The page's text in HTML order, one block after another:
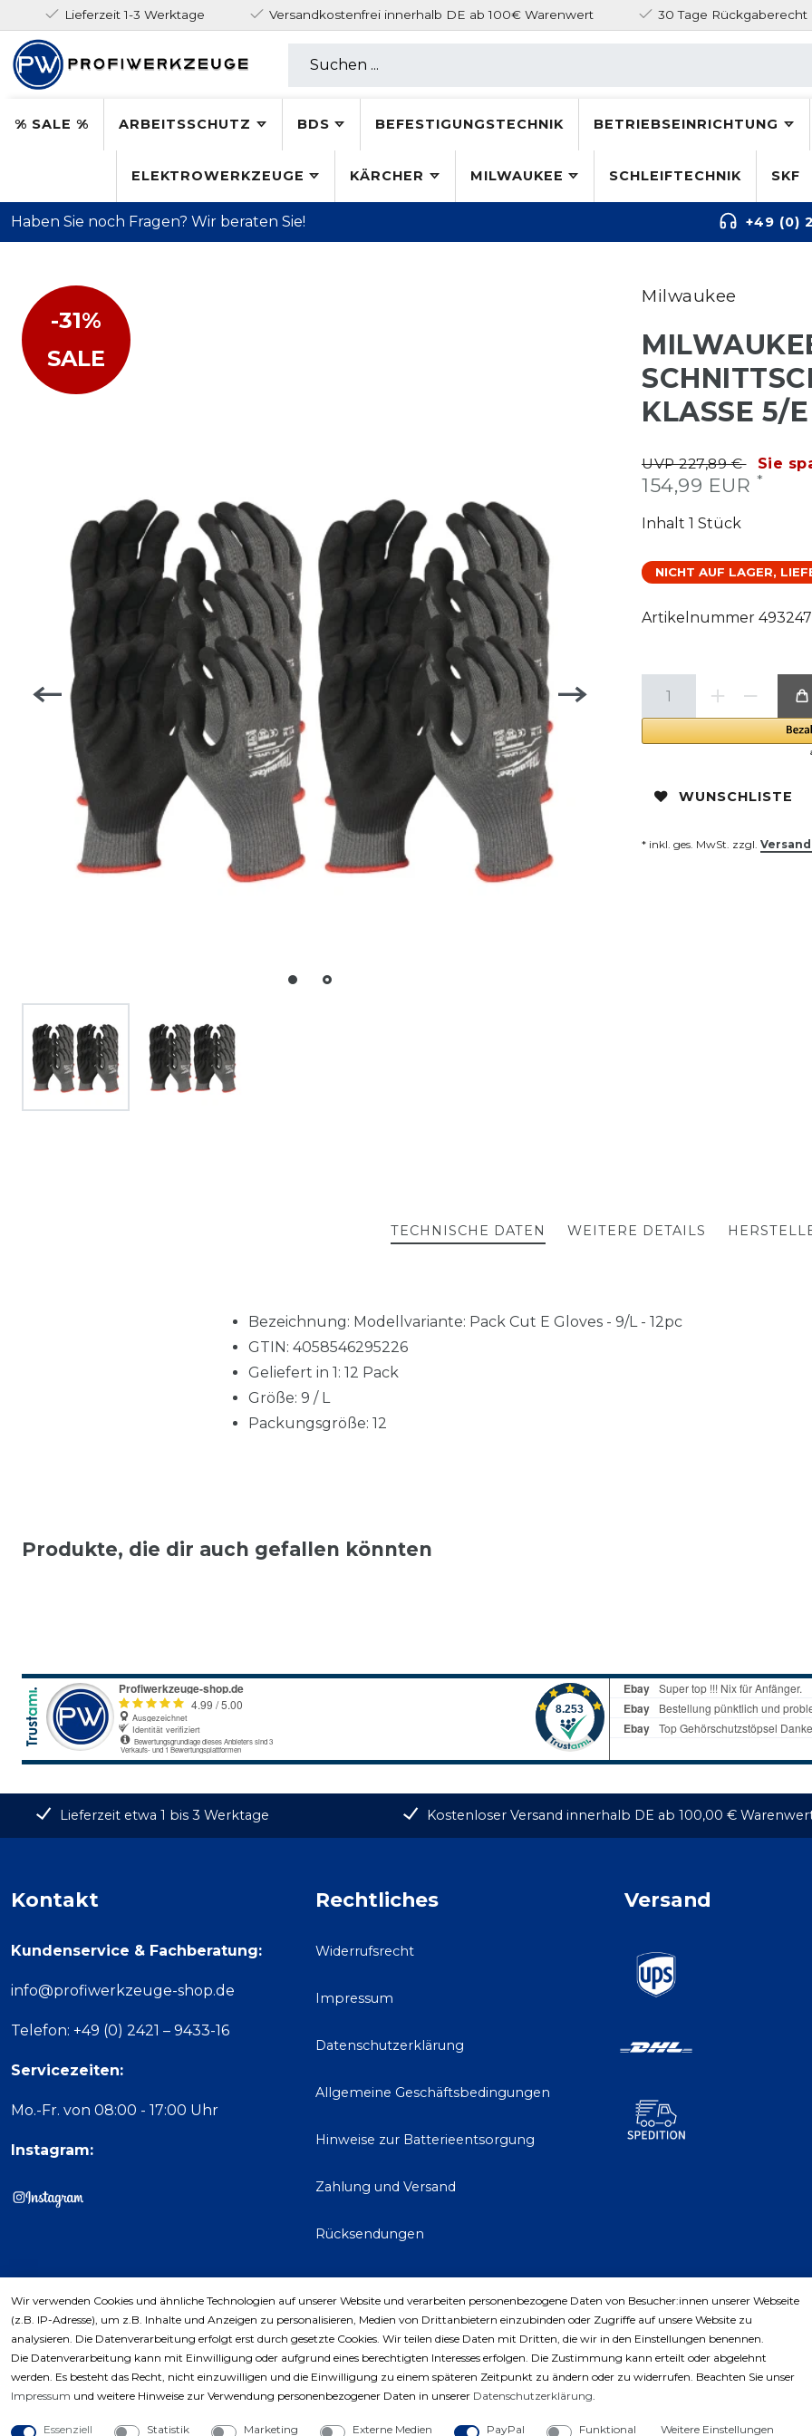
Lieferzeit 1-3 Werktage Versandkostenfrei innerhalb DE ab 100€ Warenwert 30 Tage Rückgaberecht
% SALE % ARBEITSSCHUTZ BDS BEFESTIGUNGSTECHNIK BETRIEBSEINRICHTUNG
ELEKTROWERKZEUGE KÄRCHER MILWAUKEE SCHLEIFTECHNIK SKF
Haben Sie noch Fragen? Wir beraten Sie! +49 (0)
-31%
SALE
Milwaukee
KLASSE 5/E
UVP 227,89 € Sie
154,99 EUR *
Inhalt 1 Stück
NICHT AUF LAGER,
Artikelnummer
WUNSCHLISTE
* inkl. ges. MwSt. zzgl.
TECHNISCHE DATEN WEITERE DETAILS
Bezeichnung: Modellvariante: Pack Cut E Gloves - 9/L - 12pc
GTIN: 4058546295226
Geliefert in 1: 12 Pack
Größe: 9 / L
Packungsgröße: 12
Produkte, die dir auch gefallen könnten
Lieferzeit etwa 1 bis 3 Werktage Kostenloser Versand innerhalb DE ab 100,00 €
Kontakt
Kundenservice & Fachberatung:
info@profiwerkzeuge-shop.de
Telefon: +49 (0) 2421 – 9433-16
Servicezeiten:
Mo.-Fr. von 08:00 - 17:00 Uhr
Instagram:
Rechtliches
Widerrufsrecht
Impressum
Datenschutzerklärung
Allgemeine Geschäftsbedingungen
Hinweise zur Batterieentsorgung
Zahlung und Versand
Rücksendungen
Kaufvertrag widerrufen
Versand
Wir verwenden Cookies und ähnliche Technologien auf unserer Website und verarbeiten personenbezogene Daten von Besucher:innen unserer Webseite
(z.B. IP-Adresse), um z.B. Inhalte und Anzeigen zu personalisieren, Medien von Drittanbietern einzubinden oder Zugriffe auf unsere Website zu
analysieren. Die Datenverarbeitung erfolgt erst durch gesetzte Cookies. Wir teilen diese Daten mit Dritten, die wir in den Einstellungen benennen.
Die Datenverarbeitung kann mit Einwilligung oder aufgrund eines berechtigten Interesses erfolgen. Die Zustimmung kann erteilt oder abgelehnt
werden. Es besteht das Recht, nicht einzuwilligen und die Einwilligung zu einem späteren Zeitpunkt zu ändern oder zu widerrufen. Beachten Sie unser
Impressum und weitere Hinweise zur Verwendung personenbezogener Daten in unserer Daten­schutz­erklärung.
Essenziell Statistik Marketing Externe Medien PayPal Funktional Weitere Einstellungen